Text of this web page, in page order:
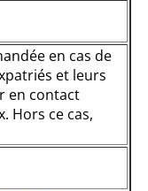
en cas de
et leurs
en contact
Hors ce cas,